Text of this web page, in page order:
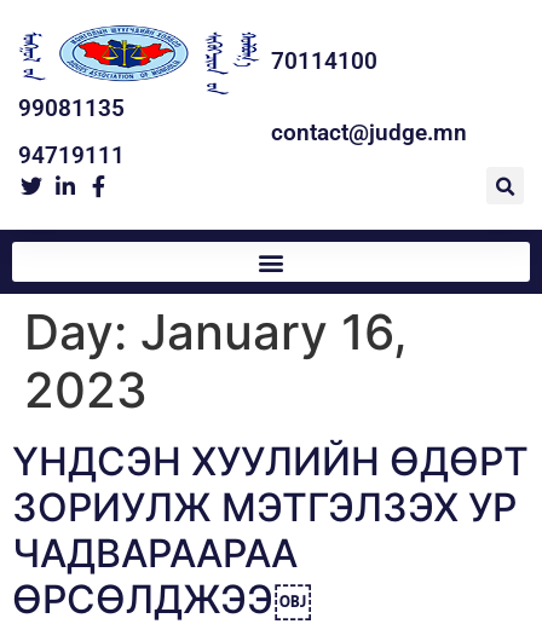
70114100
99081135
94719111
contact@judge.mn
Day: January 16,
2023
ҮНДСЭН ХУУЛИЙН ӨДӨРТ
ЗОРИУЛЖ МЭТГЭЛЗЭХ УР
ЧАДВАРААРАА
ӨРСӨЛДЖЭЭ￼